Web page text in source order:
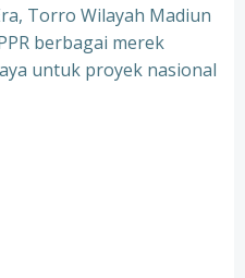
Torro Wilayah Madiun
berbagai merek
untuk proyek nasional